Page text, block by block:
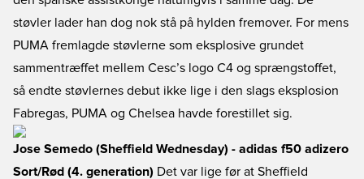
støvler lader han dog nok stå på hylden fremover. For mens
PUMA fremlagde støvlerne som eksplosive grundet
sammentræffet mellem Cesc’s logo C4 og sprængstoffet,
så endte støvlernes debut ikke lige i den slags eksplosion
Fabregas, PUMA og Chelsea havde forestillet sig.
Jose Semedo (Sheffield Wednesday) - adidas f50 adizero
Sort/Rød (4. generation) Det var lige før at Sheffield